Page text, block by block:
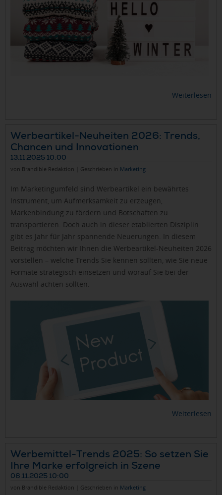
Weiterlesen
Werbeartikel-Neuheiten 2026: Trends,
Chancen und Innovationen
13.11.2025 10:00
von Brandible Redaktion | Geschrieben in Marketing
Im Marketingumfeld sind Werbeartikel ein bewährtes
Instrument, um Aufmerksamkeit zu erzeugen,
Markenbindung zu fördern und Botschaften zu
transportieren. Doch auch in dieser etablierten Disziplin
gibt es Jahr für Jahr spannende Neuerungen. In diesem
Beitrag möchten wir Ihnen die Werbeartikel-Neuheiten 2026
vorstellen – welche Trends Sie kennen sollten, wie Sie neue
Formate strategisch einsetzen und worauf Sie bei der
Auswahl achten sollten.
Weiterlesen
Werbemittel-Trends 2025: So setzen Sie
Ihre Marke erfolgreich in Szene
06.11.2025 10:00
von Brandible Redaktion | Geschrieben in Marketing